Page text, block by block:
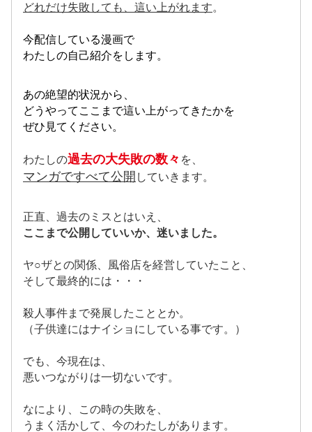
どれだけ失敗しても、這い上がれます。
今配信している漫画で
わたしの自己紹介をします。
あの絶望的状況から、
どうやってここまで這い上がってきたかを
ぜひ見てください。
わたしの過去の大失敗の数々 を、
マンガですべて公開 していきます。
正直、過去のミスとはいえ、
ここまで公開していいか、迷いました。
ヤ○ザとの関係、風俗店を経営していたこと、
そして最終的には・・・
殺人事件まで発展したこととか。
（子供達にはナイショにしている事です。）
でも、今現在は、
悪いつながりは一切ないです。
なにより、この時の失敗を、
うまく活かして、今のわたしがあります。